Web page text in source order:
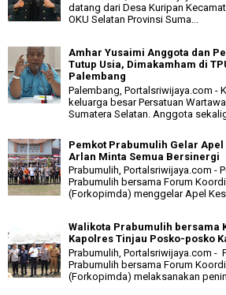
datang dari Desa Kuripan
OKU Selatan Provinsi Suma...
Amhar Yusaimi Anggota dan
Tutup Usia, Dimakamham di
Palembang
Palembang, Portalsriwijaya.com -
keluarga besar Persatuan
Sumatera Selatan. Anggota
Pemkot Prabumulih Gelar Apel
Arlan Minta Semua Bersinergi
Prabumulih, Portalsriwijaya.com -
Prabumulih bersama Forum
(Forkopimda) menggelar Apel
Walikota Prabumulih bersama
Kapolres Tinjau Posko-posko
Prabumulih, Portalsriwijaya.com -
Prabumulih bersama Forum
(Forkopimda) melaksanakan